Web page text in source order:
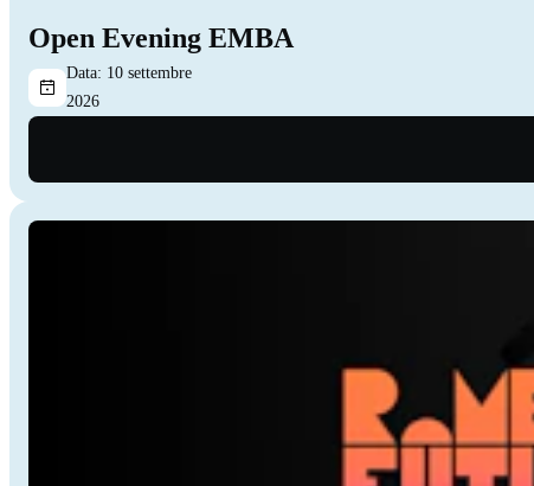
Open Evening EMBA
Data: 10 settembre
2026